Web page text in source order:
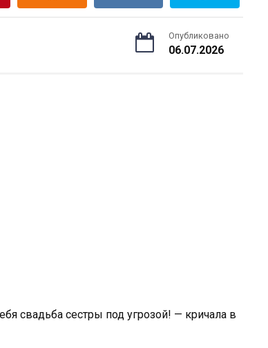
Опубликовано
06.07.2026
свадьба сестры под угрозой! — кричала в